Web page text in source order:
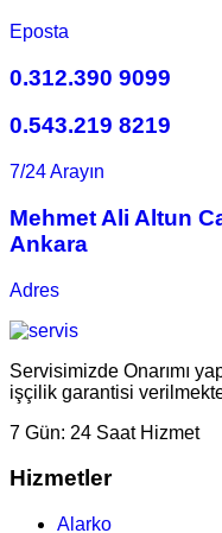
Eposta
0.312.390 9099
0.543.219 8219
7/24 Arayın
Mehmet Ali Altun
Ankara
Adres
Servisimizde Onarımı
işçilik garantisi
7 Gün: 24 Saat Hizmet
Hizmetler
Alarko